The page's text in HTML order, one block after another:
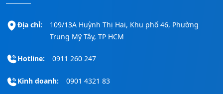
Địa chỉ:
109/13A Huỳnh Thị Hai, Khu phố 46, Phường
Trung Mỹ Tây, TP HCM
Hotline: 0911 260 247
Kinh doanh: 0901 4321 83